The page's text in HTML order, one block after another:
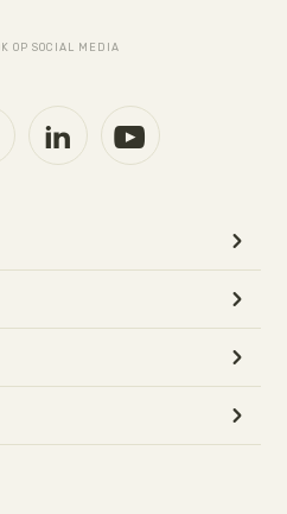
OP SOCIAL MEDIA